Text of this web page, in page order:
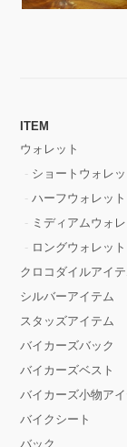
ITEM
ウォレット
ショートウォレッ
ハーフウォレット
ミディアムウォレ
ロングウォレット
クロコダイルアイ
シルバーアイテム
スタッズアイテム
バイカーズバック
バイカーズベスト
バイカーズ小物ア
バイクシート
バック